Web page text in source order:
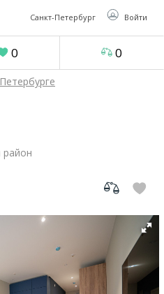
Санкт-Петербург Войти
0 0
район